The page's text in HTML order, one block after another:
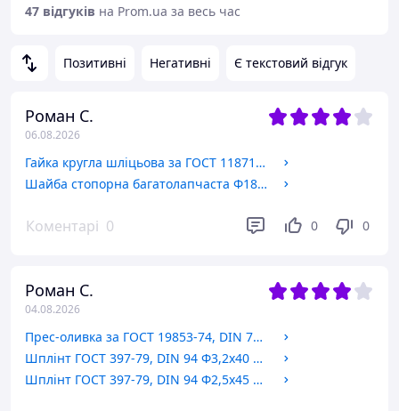
Позитивні Негативні Є текстовий відгук
Роман С.
06.08.2026
Гайка кругла шліцьова за ГОСТ 11871-88, DIN 981. М18х1.5
Шайба стопорна багатолапчаста Ф18 за ГОСТ 11872-89, DIN 5406.
Коментарі 0 0 0
Роман С.
04.08.2026
Прес-оливка за ГОСТ 19853-74, DIN 71412 1.1Ц6 М6х1х180
Шплінт ГОСТ 397-79, DIN 94 Ф3,2х40 БЖ
Шплінт ГОСТ 397-79, DIN 94 Ф2,5х45 БЖ
47 відгуків на Prom.ua за весь час